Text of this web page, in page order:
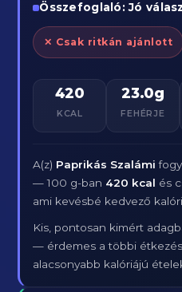
Összefoglaló: Jó
✕ Csak ritkán ajánlott
420
KCAL
23.0g
FEHÉRJE
A(z) Paprikás Szalámi
— 100 g-ban 420 kcal és
ami kevésbé kedvező
Kis, pontosan kimért
— érdemes a többi
alacsonyabb kalóriájú